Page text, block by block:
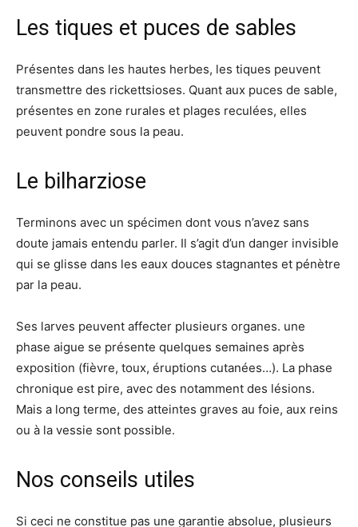
Les tiques et puces de sables
Présentes dans les hautes herbes, les tiques peuvent
transmettre des rickettsioses. Quant aux puces de sable,
présentes en zone rurales et plages reculées, elles
peuvent pondre sous la peau.
Le bilharziose
Terminons avec un spécimen dont vous n’avez sans
doute jamais entendu parler. Il s’agit d’un danger invisible
qui se glisse dans les eaux douces stagnantes et pénètre
par la peau.
Ses larves peuvent affecter plusieurs organes. une
phase aigue se présente quelques semaines après
exposition (fièvre, toux, éruptions cutanées…). La phase
chronique est pire, avec des notamment des lésions.
Mais a long terme, des atteintes graves au foie, aux reins
ou à la vessie sont possible.
Nos conseils utiles
Si ceci ne constitue pas une garantie absolue, plusieurs